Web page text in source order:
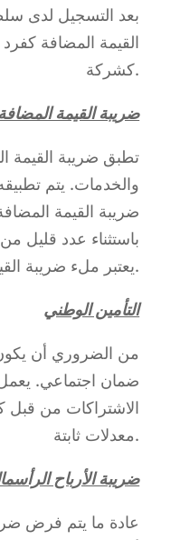
القيمة المضافة
كشركة.
ضريبة القيمة
تطبق ضريبة القيمة
ضريبة القيمة
باستثناء عدد قليل
يعتبر ملء ضريبة القيمة المضافة إلزاميًا.
التأمين الوطني
من الضروري أن
ضمان اجتماعي.
الاشتراكات من قبل
معدلات ثابتة.
ضريبة الأرباح
عادة ما يتم فرض